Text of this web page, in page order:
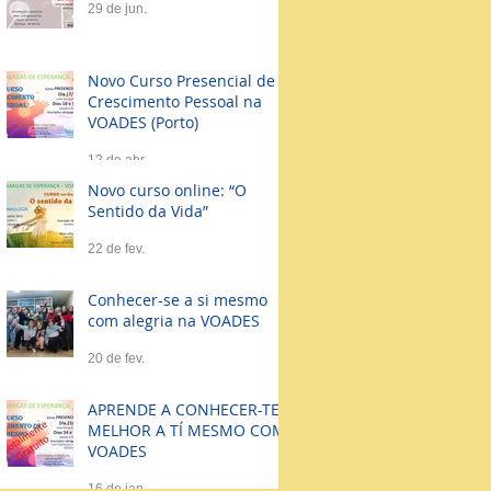
29 de jun.
Novo Curso Presencial de
Crescimento Pessoal na
VOADES (Porto)
12 de abr.
Novo curso online: “O
Sentido da Vida”
22 de fev.
Conhecer-se a si mesmo
com alegria na VOADES
20 de fev.
APRENDE A CONHECER-TE
MELHOR A TÍ MESMO COM
VOADES